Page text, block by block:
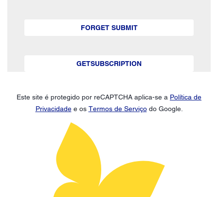
FORGET SUBMIT
GETSUBSCRIPTION
Este site é protegido por reCAPTCHA aplica-se a Política de
Privacidadee os Termos de Serviçodo Google.